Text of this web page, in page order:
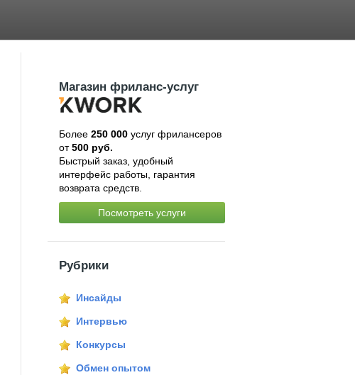
Магазин фриланс-услуг
Более 250 000услуг фрилансеров
от500 руб.
Быстрый заказ, удобный
интерфейс работы, гарантия
возврата средств.
Посмотреть услуги
Рубрики
Инсайды
Интервью
Конкурсы
Обмен опытом